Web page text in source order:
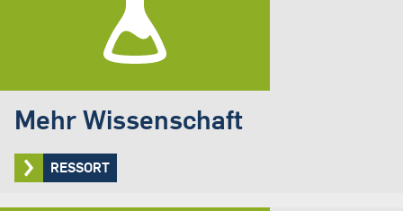
Mehr Wissenschaft
RESSORT